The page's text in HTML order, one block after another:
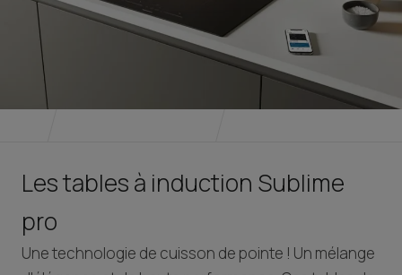
Les tables à induction Sublime
pro
Une technologie de cuisson de pointe ! Un mélange